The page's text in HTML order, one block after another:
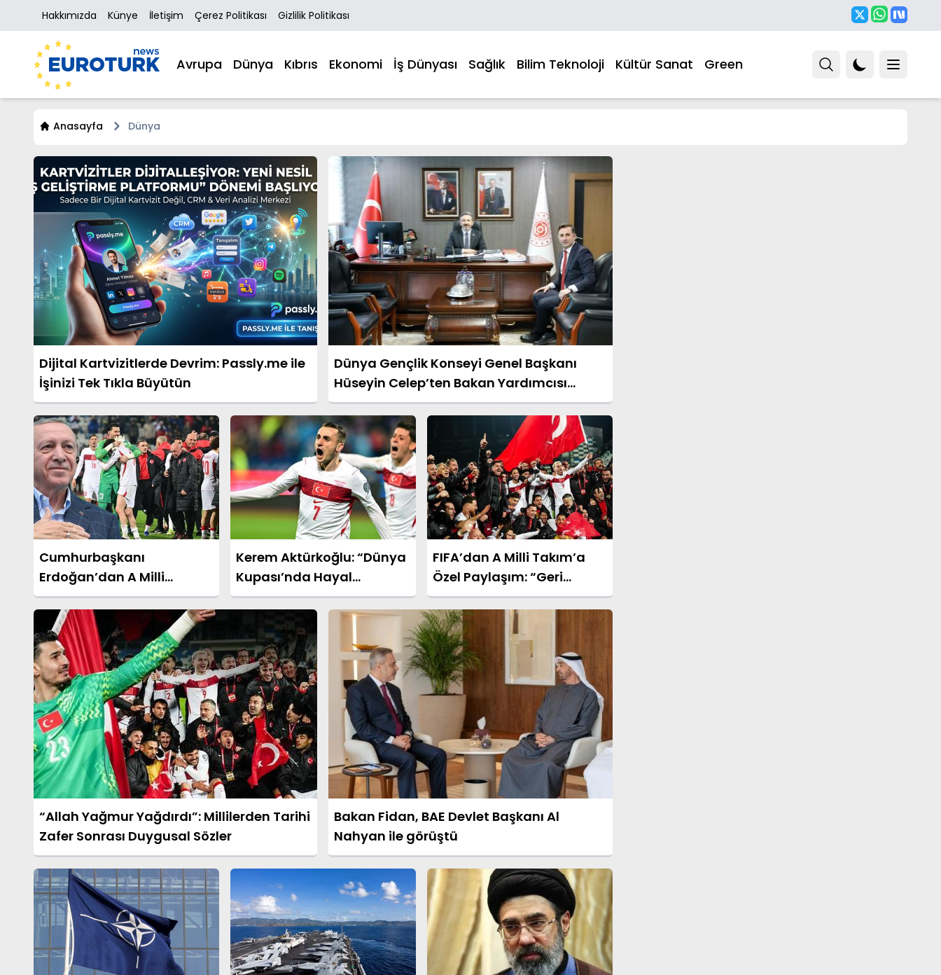
Hakkımızda Künye İletişim Çerez Politikası Gizlilik Politikası
Avrupa Dünya Kıbrıs Ekonomi İş Dünyası Sağlık Bilim Teknoloji Kültür Sanat Green
Anasayfa Dünya
Dijital Kartvizitlerde Devrim: Passly.me ile
İşinizi Tek Tıkla Büyütün
Dünya Gençlik Konseyi Genel Başkanı
Hüseyin Celep’ten Bakan Yardımcısı
Ahmet Aydın’a Ziyaret
Cumhurbaşkanı
Erdoğan’dan A Milli
Takım’a Tebrik Mesajı
Kerem Aktürkoğlu: “Dünya
Kupası’nda Hayal
Kurduracağız”
FIFA’dan A Milli Takım’a
Özel Paylaşım: “Geri
Döndüler”
“Allah Yağmur Yağdırdı”: Millilerden Tarihi
Zafer Sonrası Duygusal Sözler
Bakan Fidan, BAE Devlet Başkanı Al
Nahyan ile görüştü